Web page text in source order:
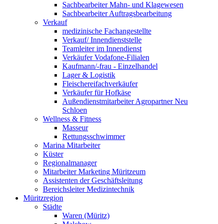
Sachbearbeiter Mahn- und Klagewesen
Sachbearbeiter Auftragsbearbeitung
Verkauf
medizinische Fachangestellte
Verkauf/ Innendienststelle
Teamleiter im Innendienst
Verkäufer Vodafone-Filialen
Kaufmann/-frau - Einzelhandel
Lager & Logistik
Fleischereifachverkäufer
Verkäufer für Hofkäse
Außendienstmitarbeiter Agropartner Neu
Schloen
Wellness & Fitness
Masseur
Rettungsschwimmer
Marina Mitarbeiter
Küster
Regionalmanager
Mitarbeiter Marketing Müritzeum
Assistenten der Geschäftsleitung
Bereichsleiter Medizintechnik
Müritzregion
Städte
Waren (Müritz)